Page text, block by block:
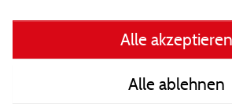
Herausgeberinformationen und
Kontakt
Alle akzeptieren
Alle ablehnen